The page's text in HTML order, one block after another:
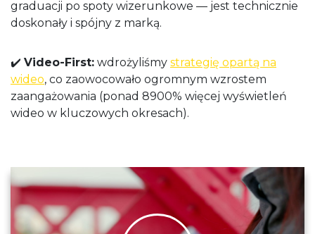
graduacji po spoty wizerunkowe — jest technicznie
doskonały i spójny z marką.
✔️ Video-First: wdrożyliśmy strategię opartą na
wideo, co zaowocowało ogromnym wzrostem
zaangażowania (ponad 8900% więcej wyświetleń
wideo w kluczowych okresach).